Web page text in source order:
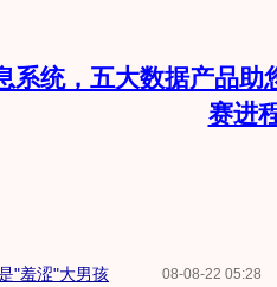
系统，五大数据产品助
赛进
08-08-22 05:28
"羞涩"大男孩